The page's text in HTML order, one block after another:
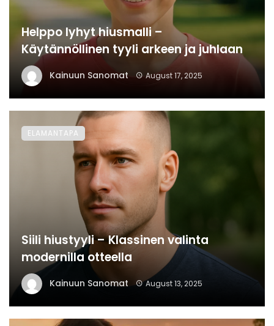
Helppo lyhyt hiusmalli –
Käytännöllinen tyyli arkeen ja juhlaan
Kainuun Sanomat August 17, 2025
Siili hiustyyli – Klassinen valinta
modernilla otteella
Kainuun Sanomat August 13, 2025
ELAMANTAPA